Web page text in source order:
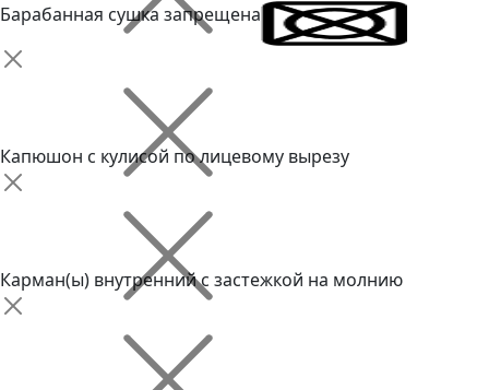
Барабанная сушка запрещена
Капюшон с кулисой по лицевому вырезу
Карман(ы) внутренний с застежкой на молнию